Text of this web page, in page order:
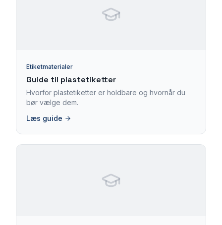
Etiketmaterialer
Guide til plastetiketter
Hvorfor plastetiketter er holdbare og hvornår du
bør vælge dem.
Læs guide